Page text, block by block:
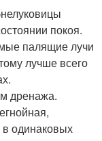
покоя.
палящие лучи
лучше всего
дренажа.
одинаковых